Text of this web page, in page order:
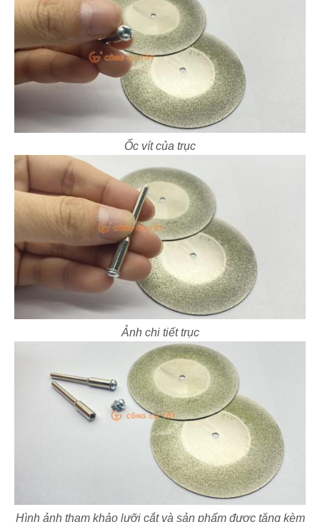
Ốc vít của trục
Ảnh chi tiết trục
Hình ảnh tham khảo lưỡi cắt và sản phẩm được tặng kèm